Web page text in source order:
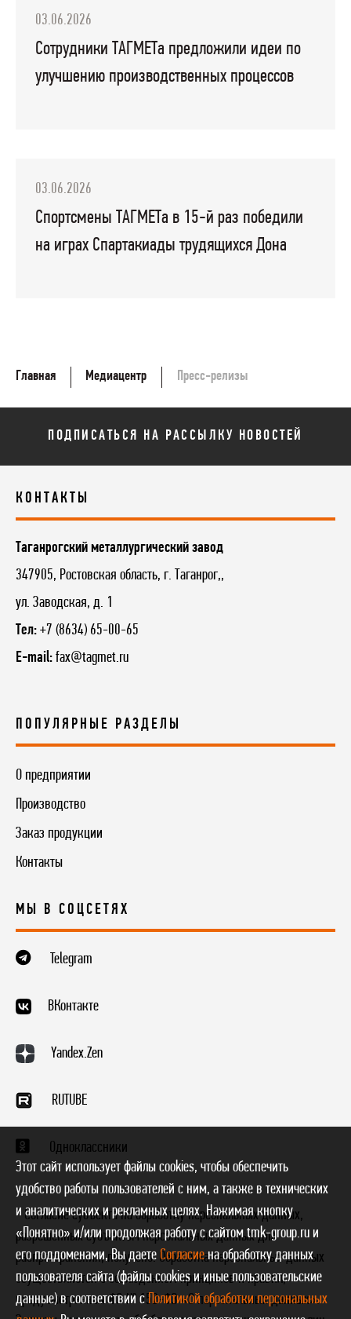
03.06.2026
Сотрудники ТАГМЕТа предложили идеи по
улучшению производственных процессов
03.06.2026
Спортсмены ТАГМЕТа в 15-й раз победили
на играх Спартакиады трудящихся Дона
Главная Медиацентр Пресс-релизы
ПОДПИСАТЬСЯ НА РАССЫЛКУ НОВОСТЕЙ
КОНТАКТЫ
Таганрогский металлургический завод
347905, Ростовская область, г. Таганрог,,
ул. Заводская, д. 1
Тел: +7 (8634) 65-00-65
E-mail: fax@tagmet.ru
ПОПУЛЯРНЫЕ РАЗДЕЛЫ
О предприятии
Производство
Заказ продукции
Контакты
МЫ В СОЦСЕТЯХ
Telegram
ВКонтакте
Yandex.Zen
RUTUBE
Одноклассники
* Согласие субъекта на обработку персональных данных,
разрешенных субъектом персональных данных для
распространения, получено. Обработка персональных данных
осуществляется с соблюдением принципов и правил,
предусмотренных ФЗ № 152-ФЗ «О персональных данных».
Этот сайт использует файлы cookies, чтобы обеспечить
удобство работы пользователей с ним, а также в технических
и аналитических и рекламных целях. Нажимая кнопку
«Понятно» и/или продолжая работу с сайтом tmk-group.ru и
его поддоменами, Вы даете Согласиена обработку данных
пользователя сайта (файлы cookies и иные пользовательские
данные) в соответствии сПолитикой обработки персональных